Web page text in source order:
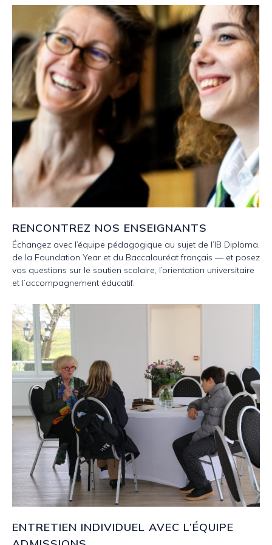
RENCONTREZ NOS ENSEIGNANTS
Échangez avec l’équipe pédagogique au sujet de l’IB Diploma,
de la Foundation Year et du Baccalauréat français — et posez
vos questions sur le soutien scolaire, l’orientation universitaire
et l’accompagnement éducatif.
ENTRETIEN INDIVIDUEL AVEC L’ÉQUIPE